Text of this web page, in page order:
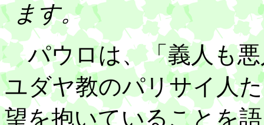
ます。
パウロは、「義人も悪
ユダヤ教のパリサイ人
望を抱いていることを